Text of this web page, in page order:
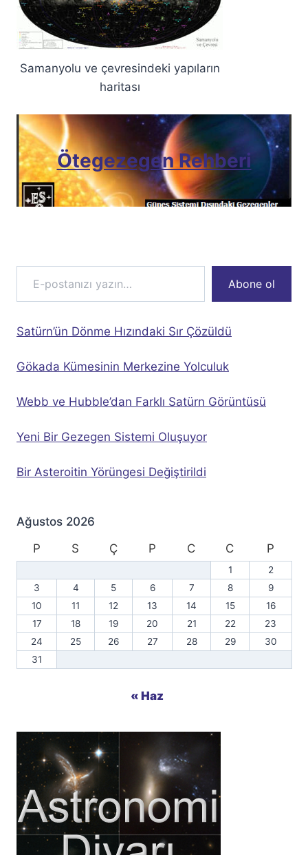
Samanyolu ve çevresindeki yapıların
haritası
Ötegezegen Rehberi
E-postanızı yazın…
Abone ol
Satürn’ün Dönme Hızındaki Sır Çözüldü
Gökada Kümesinin Merkezine Yolculuk
Webb ve Hubble’dan Farklı Satürn Görüntüsü
Yeni Bir Gezegen Sistemi Oluşuyor
Bir Asteroitin Yörüngesi Değiştirildi
Ağustos 2026
P
S Ç P C C P
1
2
3
4 5 6 7 8
9
10
11 12 13 14 15
16
17
18 19 20 21 22
23
24
25 26 27 28 29
30
31
« Haz